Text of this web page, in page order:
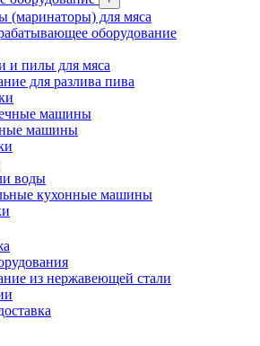
(маринаторы) для мяса
оборудование
и пилы для мяса
для разлива пива
машины
машины
воды
кухонные машины
из нержавеющей стали